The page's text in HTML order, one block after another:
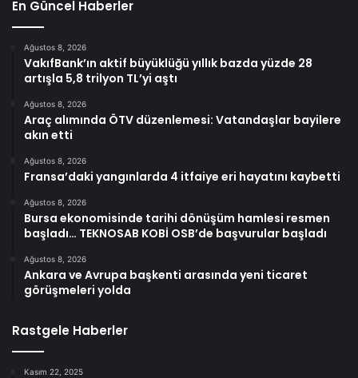
En Güncel Haberler
Ağustos 8, 2026
VakıfBank’ın aktif büyüklüğü yıllık bazda yüzde 28
artışla 5,8 trilyon TL’yi aştı
Ağustos 8, 2026
Araç alımında ÖTV düzenlemesi: Vatandaşlar bayilere
akın etti
Ağustos 8, 2026
Fransa’daki yangınlarda 4 itfaiye eri hayatını kaybetti
Ağustos 8, 2026
Bursa ekonomisinde tarihi dönüşüm hamlesi resmen
başladı… TEKNOSAB KOBİ OSB’de başvurular başladı
Ağustos 8, 2026
Ankara ve Avrupa başkenti arasında yeni ticaret
görüşmeleri yolda
Rastgele Haberler
Kasım 22, 2025